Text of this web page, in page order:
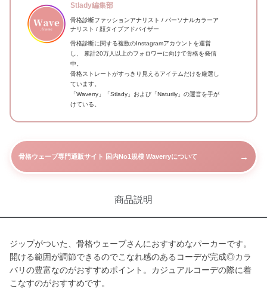
Stlady編集部
骨格診断ファッションアナリスト / パーソナルカラーア
ナリスト / 顔タイプアドバイザー
骨格診断に関する複数のInstagramアカウントを運営
し、 累計20万人以上のフォロワーに向けて骨格を発信
中。
骨格ストレートがすっきり見えるアイテムだけを厳選し
ています。
「Waverry」「Stlady」および「Naturily」の運営を手が
けている。
骨格ウェーブ専門通販サイト 国内No1規模 Waverryについて →
商品説明
ジップがついた、骨格ウェーブさんにおすすめなパーカーです。
開ける範囲が調節できるのでこなれ感のあるコーデが完成◎カラ
バリの豊富なのがおすすめポイント。カジュアルコーデの際に着
こなすのがおすすめです。